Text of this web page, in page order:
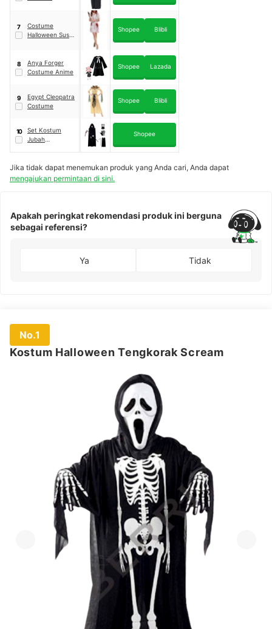
7
Costume
Halloween Suster
Shopee Blibli
8
Anya Forger
Costume Anime
Shopee Lazada
9
Egypt Cleopatra
Costume
Shopee Blibli
10
Set Kostum
Jubah
Topeng
Tengkorak
Shopee
Jika tidak dapat menemukan produk yang Anda cari, Anda dapat
mengajukan permintaan di sini.
Apakah peringkat rekomendasi produk ini berguna
sebagai referensi?
Ya Tidak
No.1
Kostum Halloween Tengkorak Scream